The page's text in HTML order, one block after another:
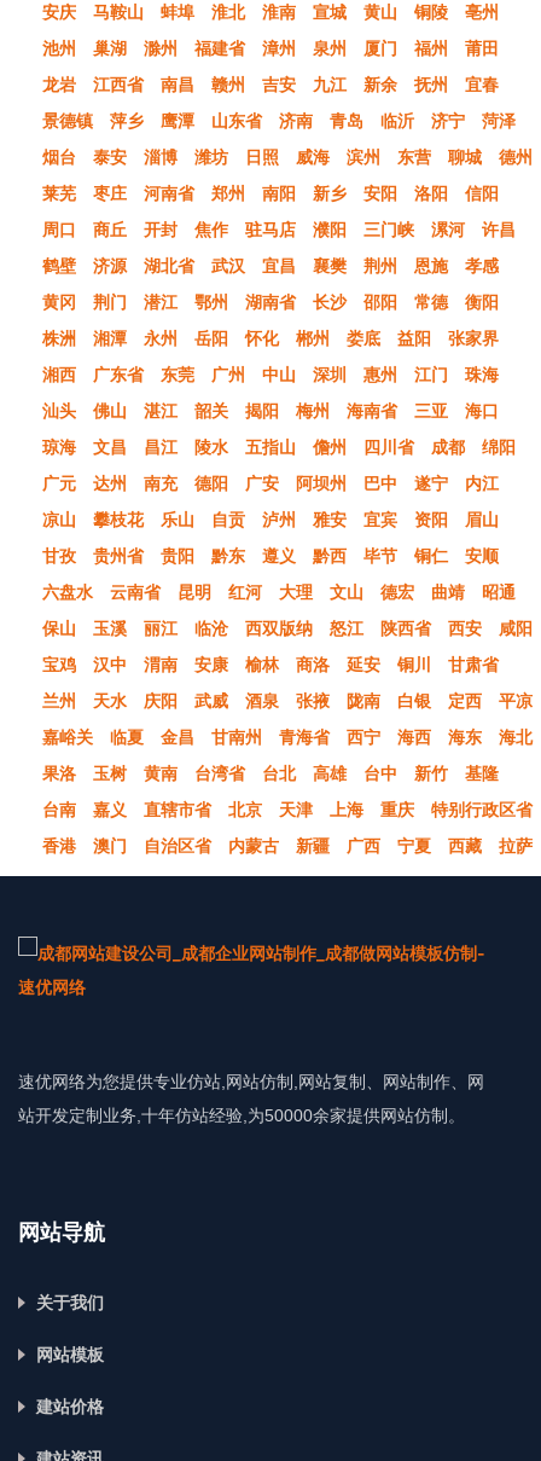
安庆
马鞍山 蚌埠 淮北 淮南 宣城 黄山 铜陵
亳州
池州
巢湖 滁州 福建省 漳州 泉州 厦门 福州
莆田
龙岩
江西省 南昌 赣州 吉安 九江 新余 抚州
宜春
景德镇
萍乡 鹰潭 山东省 济南 青岛 临沂 济宁
菏泽
烟台
泰安 淄博 潍坊 日照 威海 滨州 东营 聊城
德州
莱芜
枣庄 河南省 郑州 南阳 新乡 安阳 洛阳
信阳
周口
商丘 开封 焦作 驻马店 濮阳 三门峡 漯河
许昌
鹤壁
济源 湖北省 武汉 宜昌 襄樊 荆州 恩施
孝感
黄冈
荆门 潜江 鄂州 湖南省 长沙 邵阳 常德
衡阳
株洲
湘潭 永州 岳阳 怀化 郴州 娄底 益阳
张家界
湘西
广东省 东莞 广州 中山 深圳 惠州 江门
珠海
汕头
佛山 湛江 韶关 揭阳 梅州 海南省 三亚
海口
琼海
文昌 昌江 陵水 五指山 儋州 四川省 成都
绵阳
广元
达州 南充 德阳 广安 阿坝州 巴中 遂宁
内江
凉山
攀枝花 乐山 自贡 泸州 雅安 宜宾 资阳
眉山
甘孜
贵州省 贵阳 黔东 遵义 黔西 毕节 铜仁
安顺
六盘水
云南省 昆明 红河 大理 文山 德宏 曲靖
昭通
保山
玉溪 丽江 临沧 西双版纳 怒江 陕西省 西安
咸阳
宝鸡
汉中 渭南 安康 榆林 商洛 延安 铜川
甘肃省
兰州
天水 庆阳 武威 酒泉 张掖 陇南 白银 定西
平凉
嘉峪关
临夏 金昌 甘南州 青海省 西宁 海西 海东
海北
果洛
玉树 黄南 台湾省 台北 高雄 台中 新竹
基隆
台南
嘉义 直辖市省 北京 天津 上海 重庆
特别行政区省
香港
澳门 自治区省 内蒙古 新疆 广西 宁夏 西藏 拉萨
速优网络为您提供专业仿站,网站仿制,网站复制、网站制作、网
站开发定制业务,十年仿站经验,为50000余家提供网站仿制。
网站导航
关于我们
网站模板
建站价格